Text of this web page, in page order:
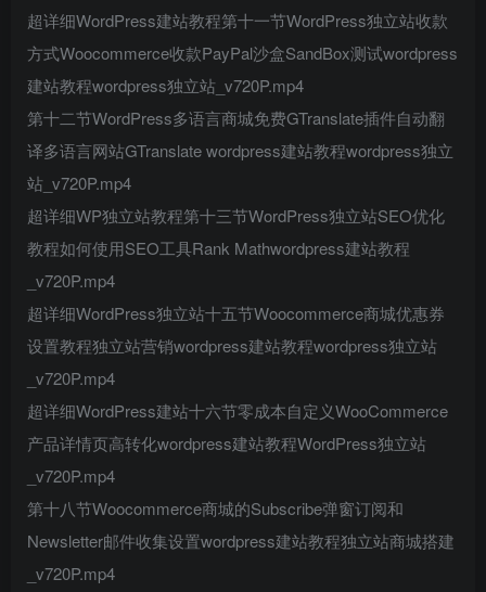
超详细WordPress建站教程第十一节WordPress独立站收款
方式Woocommerce收款PayPal沙盒SandBox测试wordpress
建站教程wordpress独立站_v720P.mp4
第十二节WordPress多语言商城免费GTranslate插件自动翻
译多语言网站GTranslate wordpress建站教程wordpress独立
站_v720P.mp4
超详细WP独立站教程第十三节WordPress独立站SEO优化
教程如何使用SEO工具Rank Mathwordpress建站教程
_v720P.mp4
超详细WordPress独立站十五节Woocommerce商城优惠券
设置教程独立站营销wordpress建站教程wordpress独立站
_v720P.mp4
超详细WordPress建站十六节零成本自定义WooCommerce
产品详情页高转化wordpress建站教程WordPress独立站
_v720P.mp4
第十八节Woocommerce商城的Subscribe弹窗订阅和
Newsletter邮件收集设置wordpress建站教程独立站商城搭建
_v720P.mp4